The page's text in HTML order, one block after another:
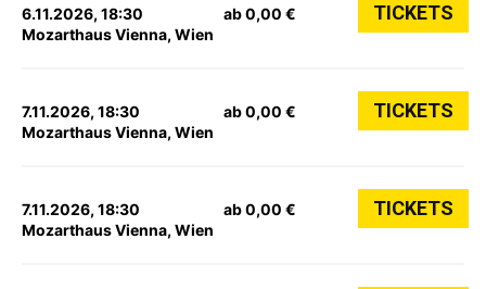
6.11.2026, 18:30
Mozarthaus Vienna, Wien
ab 0,00 € TICKETS
7.11.2026, 18:30
Mozarthaus Vienna, Wien
ab 0,00 € TICKETS
7.11.2026, 18:30
Mozarthaus Vienna, Wien
ab 0,00 € TICKETS